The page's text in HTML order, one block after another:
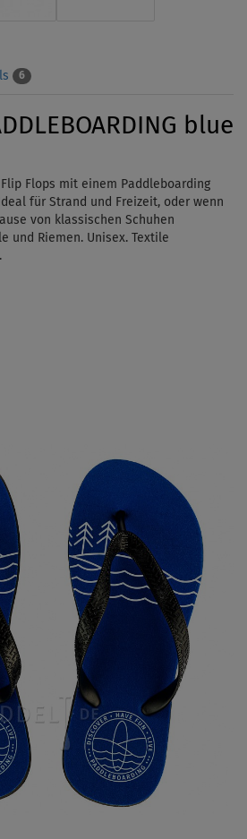
6
blue
Flops mit einem Paddleboarding
Ideal für Strand und Freizeit, oder wenn
von klassischen Schuhen
und Riemen. Unisex. Textile